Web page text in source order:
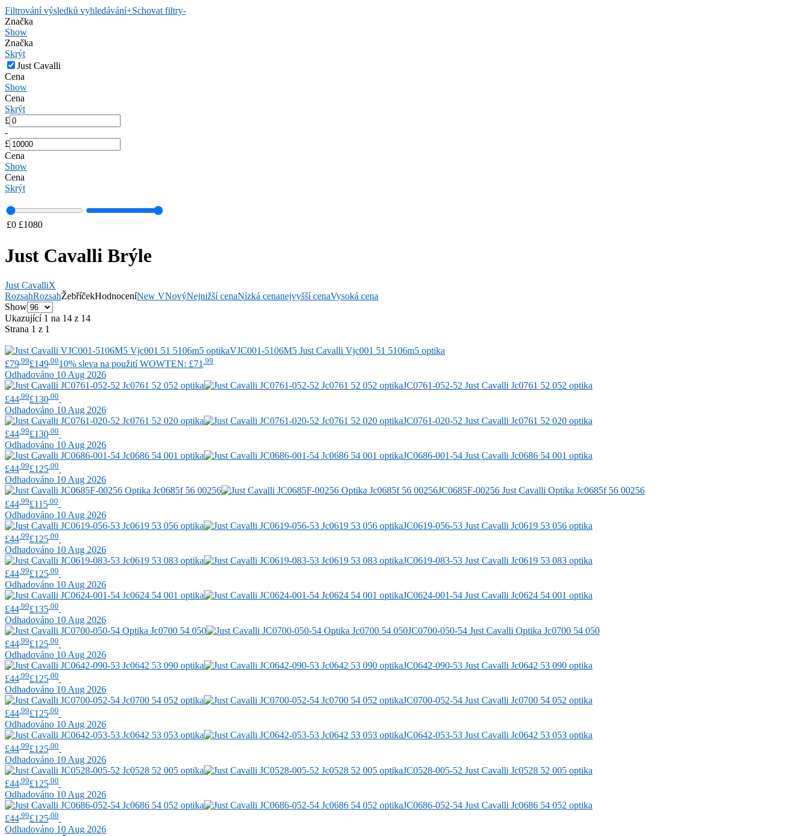
Filtrování výsledků vyhledávání+Schovat filtry-
Značka
Show
Značka
Skrýt
Just Cavalli
Cena
Show
Cena
Skrýt
£
-
£
Cena
Show
Cena
Skrýt
£0 £1080
Just Cavalli Brýle
Just CavalliX
RozsahRozsahŽebříčekHodnoceníNew VNovýNejnižší cenaNízká cenanejvyšší cenaVysoká cena
Show
Ukazující 1 na 14 z 14
Strana 1 z 1
VJC001-5106M5 Just Cavalli Vjc001 51 5106m5 optika
£79 .99£149 .0010% sleva na použití WOWTEN: £71 .99
Odhadováno 10 Aug 2026
JC0761-052-52 Just Cavalli Jc0761 52 052 optika
£44 .99£130 .00
Odhadováno 10 Aug 2026
JC0761-020-52 Just Cavalli Jc0761 52 020 optika
£44 .99£130 .00
Odhadováno 10 Aug 2026
JC0686-001-54 Just Cavalli Jc0686 54 001 optika
£44 .99£125 .00
Odhadováno 10 Aug 2026
JC0685F-00256 Just Cavalli Optika Jc0685f 56 00256
£44 .99£115 .00
Odhadováno 10 Aug 2026
JC0619-056-53 Just Cavalli Jc0619 53 056 optika
£44 .99£125 .00
Odhadováno 10 Aug 2026
JC0619-083-53 Just Cavalli Jc0619 53 083 optika
£44 .99£125 .00
Odhadováno 10 Aug 2026
JC0624-001-54 Just Cavalli Jc0624 54 001 optika
£44 .99£135 .00
Odhadováno 10 Aug 2026
JC0700-050-54 Just Cavalli Optika Jc0700 54 050
£44 .99£125 .00
Odhadováno 10 Aug 2026
JC0642-090-53 Just Cavalli Jc0642 53 090 optika
£44 .99£125 .00
Odhadováno 10 Aug 2026
JC0700-052-54 Just Cavalli Jc0700 54 052 optika
£44.99£125.00
Odhadováno 10 Aug 2026
JC0642-053-53 Just Cavalli Jc0642 53 053 optika
£44 .99£125 .00
Odhadováno 10 Aug 2026
JC0528-005-52 Just Cavalli Jc0528 52 005 optika
£44 .99£125 .00
Odhadováno 10 Aug 2026
JC0686-052-54 Just Cavalli Jc0686 54 052 optika
£44.99£125.00
Odhadováno 10 Aug 2026